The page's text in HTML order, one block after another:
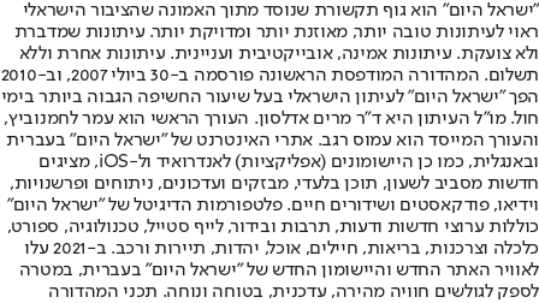
"ישראל היום" הוא גוף תקשורת שנוסד מתוך האמונה שהציבור הישראלי
ראוי לעיתונות טובה יותר, מאוזנת יותר ומדויקת יותר. עיתונות שמדברת
ולא צועקת. עיתונות אמינה, אובייקטיבית ועניינית. עיתונות אחרת וללא
תשלום. המהדורה המודפסת הראשונה פורסמה ב-30 ביולי 2007, וב-2010
הפך "ישראל היום" לעיתון הישראלי בעל שיעור החשיפה הגבוה ביותר בימי
חול. מו"ל העיתון היא ד"ר מרים אדלסון. העורך הראשי הוא עמר לחמנוביץ,
והעורך המייסד הוא עמוס רגב. אתרי האינטרנט של "ישראל היום" בעברית
ובאנגלית, כמו כן היישומונים (אפליקציות) לאנדרואיד ול-iOS, מציגים
חדשות מסביב לשעון, תוכן בלעדי, מבזקים ועדכונים, ניתוחים ופרשנויות,
וידיאו, פודקאסטים ושידורים חיים. פלטפורמות הדיגיטל של "ישראל היום"
כוללות ערוצי חדשות ודעות, תרבות ובידור, לייף סטייל, טכנולוגיה, ספורט,
כלכלה וצרכנות, בריאות, חיילים, אוכל, יהדות, תיירות ורכב. ב-2021 עלו
לאוויר האתר החדש והיישומון החדש של "ישראל היום" בעברית, במטרה
לספק לגולשים חוויה מהירה, עדכנית, בטוחה ונוחה. תכני המהדורה